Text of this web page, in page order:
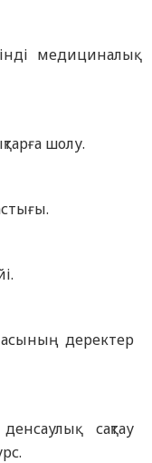
медициналық
шолу.
деректер
сақтау